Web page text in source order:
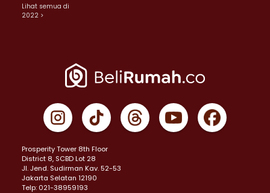
Lihat semua di
2022 >
Prosperity Tower 8th Floor
District 8, SCBD Lot 28
JI. Jend. Sudirman Kav. 52-53
Jakarta Selatan 12190
Telp: 021-38959193